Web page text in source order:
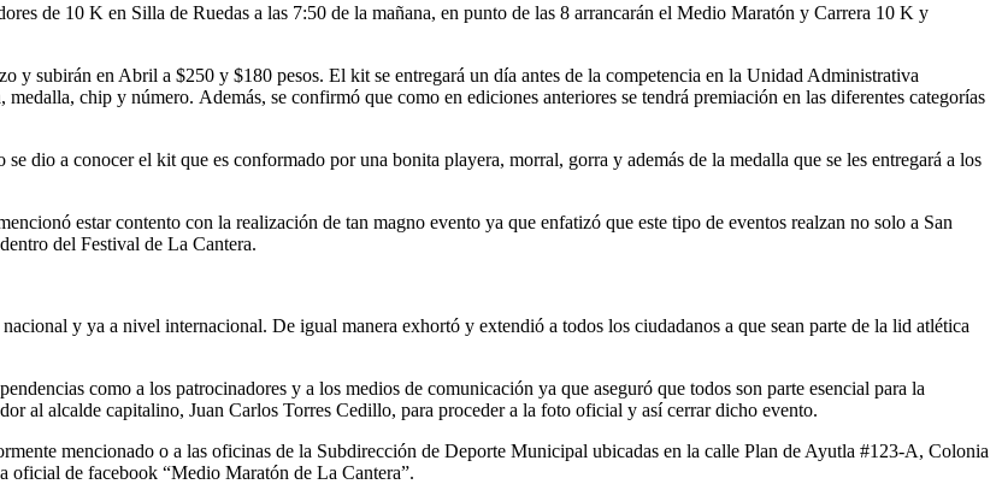
de 10 K en Silla de Ruedas a las 7:50 de la mañana, en punto de las 8 arrancarán el Medio Maratón y Carrera 10 K y
y subirán en Abril a $250 y $180 pesos. El kit se entregará un día antes de la competencia en la Unidad Administrativa
chip y número. Además, se confirmó que como en ediciones anteriores se tendrá premiación en las diferentes categorías
dio a conocer el kit que es conformado por una bonita playera, morral, gorra y además de la medalla que se les entregará a los
estar contento con la realización de tan magno evento ya que enfatizó que este tipo de eventos realzan no solo a San
del Festival de La Cantera.
y ya a nivel internacional. De igual manera exhortó y extendió a todos los ciudadanos a que sean parte de la lid atlética
como a los patrocinadores y a los medios de comunicación ya que aseguró que todos son parte esencial para la
al alcalde capitalino, Juan Carlos Torres Cedillo, para proceder a la foto oficial y así cerrar dicho evento.
mencionado o a las oficinas de la Subdirección de Deporte Municipal ubicadas en la calle Plan de Ayutla #123-A, Colonia
oficial de facebook “Medio Maratón de La Cantera”.